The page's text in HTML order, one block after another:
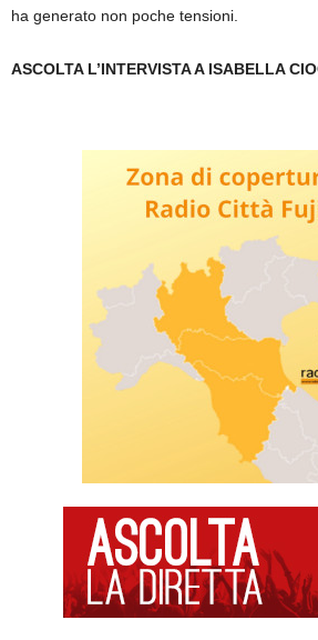
ha generato non poche tensioni.
ASCOLTA L’INTERVISTA A ISABELLA